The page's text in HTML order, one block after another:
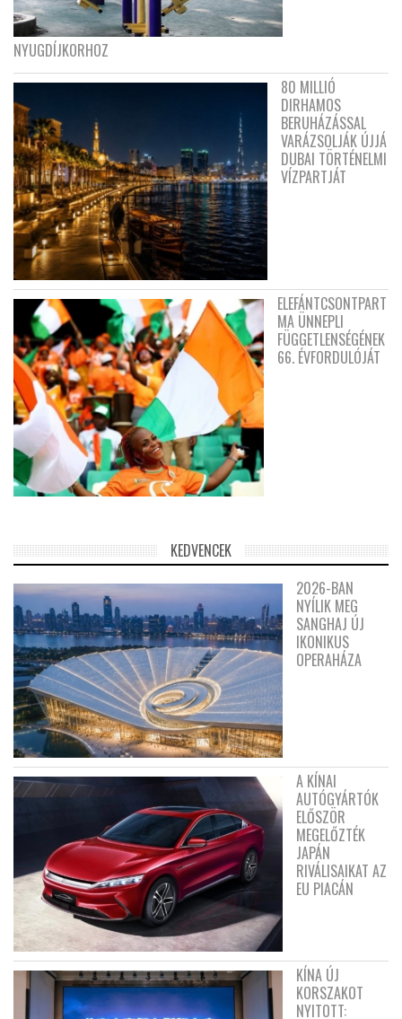
NYUGDÍJKORHOZ
80 MILLIÓ
DIRHAMOS
BERUHÁZÁSSAL
VARÁZSOLJÁK ÚJJÁ
DUBAI TÖRTÉNELMI
VÍZPARTJÁT
ELEFÁNTCSONTPART
MA ÜNNEPLI
FÜGGETLENSÉGÉNEK
66. ÉVFORDULÓJÁT
KEDVENCEK
2026-BAN
NYÍLIK MEG
SANGHAJ ÚJ
IKONIKUS
OPERAHÁZA
A KÍNAI
AUTÓGYÁRTÓK
ELŐSZÖR
MEGELŐZTÉK
JAPÁN
RIVÁLISAIKAT AZ
EU PIACÁN
KÍNA ÚJ
KORSZAKOT
NYITOTT: